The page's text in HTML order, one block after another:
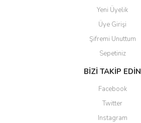
Yeni Üyelik
Üye Girişi
Şifremi Unuttum
Sepetiniz
BİZİ TAKİP EDİN
Facebook
Twitter
Instagram